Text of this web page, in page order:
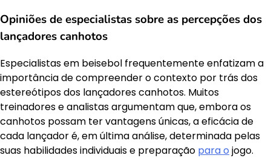
Opiniões de especialistas sobre as percepções dos
lançadores canhotos
Especialistas em beisebol frequentemente enfatizam a
importância de compreender o contexto por trás dos
estereótipos dos lançadores canhotos. Muitos
treinadores e analistas argumentam que, embora os
canhotos possam ter vantagens únicas, a eficácia de
cada lançador é, em última análise, determinada pelas
suas habilidades individuais e preparação para o jogo.